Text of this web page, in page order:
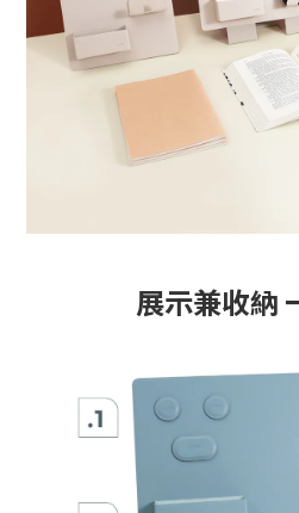
展示兼收納